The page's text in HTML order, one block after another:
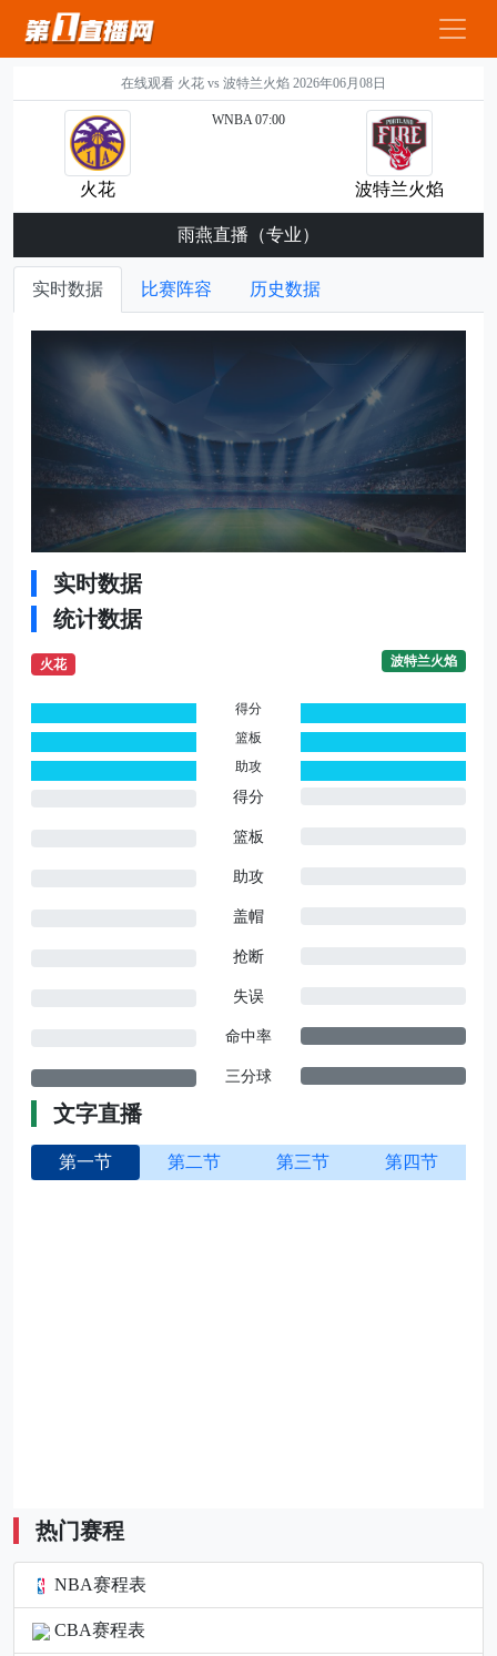
在线观看 火花 vs 波特兰火焰 2026年06月08日
火花
WNBA 07:00
波特兰火焰
雨燕直播（专业）
实时数据 比赛阵容 历史数据
实时数据
统计数据
火花 波特兰火焰
得分
篮板
助攻
得分
篮板
助攻
盖帽
抢断
失误
命中率
三分球
文字直播
第一节 第二节 第三节 第四节
热门赛程
NBA赛程表
CBA赛程表